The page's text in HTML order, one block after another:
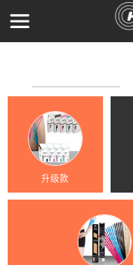
升级款